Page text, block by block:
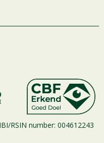
RSIN number: 004612243